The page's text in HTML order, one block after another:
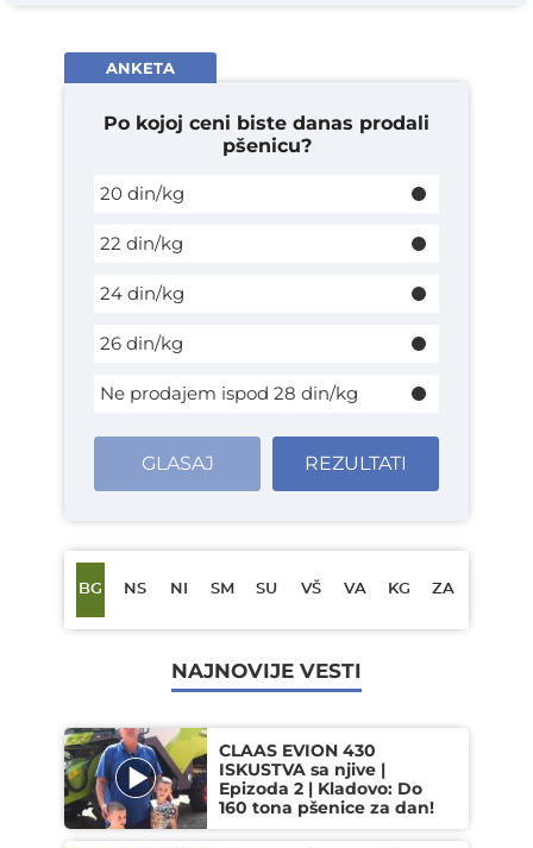
ANKETA
Po kojoj ceni biste danas prodali
pšenicu?
20 din/kg
22 din/kg
24 din/kg
26 din/kg
Ne prodajem ispod 28 din/kg
GLASAJ REZULTATI
BG NS NI SM SU VŠ VA KG ZA
NAJNOVIJE VESTI
CLAAS EVION 430
ISKUSTVA sa njive |
Epizoda 2 | Kladovo: Do
160 tona pšenice za dan!